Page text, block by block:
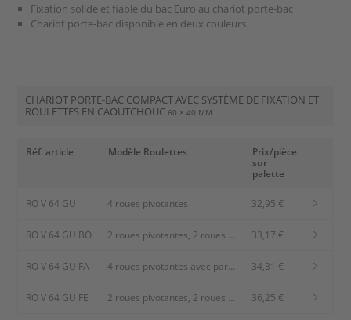
Fixation solide et fiable du bac Euro au chariot porte-bac
Chariot porte-bac disponible en deux couleurs
CHARIOT PORTE-BAC COMPACT AVEC SYSTÈME DE FIXATION ET
ROULETTES EN CAOUTCHOUC 60 × 40 MM
Réf. article Modèle Roulettes
Prix/pièce
sur
palette
RO V 64 GU 4 roues pivotantes 32,95 €
RO V 64 GU BO
2 roues pivotantes, 2 roues
33,17 €
RO V 64 GU FA
4 roues pivotantes avec pare
34,31 €
RO V 64 GU FE
2 roues pivotantes, 2 roues
36,25 €